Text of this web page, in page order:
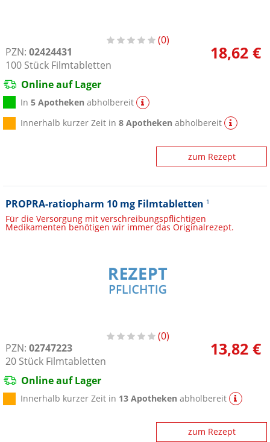
0
PZN: 02424431
100 Stück Filmtabletten
18,62 €
Online auf Lager
In5 Apotheken abholbereit
Innerhalb kurzer Zeit in8 Apotheken abholbereit
zum Rezept
PROPRA-ratiopharm 10 mg Filmtabletten 1
Für die Versorgung mit verschreibungspflichtigen
Medikamenten benötigen wir immer das Originalrezept.
0
PZN: 02747223
20 Stück Filmtabletten
13,82 €
Online auf Lager
Innerhalb kurzer Zeit in 13 Apotheken abholbereit
zum Rezept